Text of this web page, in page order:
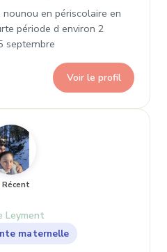
en périscolaire en
période d environ 2
septembre
Voir le profil
Récent
Leyment
maternelle